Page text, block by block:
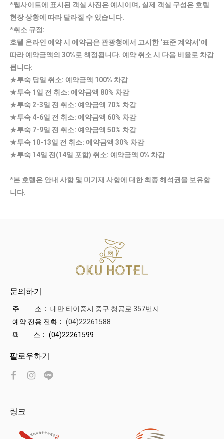
*웹사이트에 표시된 객실 사진은 예시이며, 실제 객실 구성은 호텔
현장 상황에 따라 달라질 수 있습니다.
*취소 규정:
호텔 온라인 예약 시 예약금은 관광청에서 고시한 ‘표준 계약서’에
따라 예약금액의 30%로 책정됩니다. 예약 취소 시 다음 비율로 차감
됩니다:
★투숙 당일 취소: 예약금액 100% 차감
★투숙 1일 전 취소: 예약금액 80% 차감
★투숙 2-3일 전 취소: 예약금액 70% 차감
★투숙 4-6일 전 취소: 예약금액 60% 차감
★투숙 7-9일 전 취소: 예약금액 50% 차감
★투숙 10-13일 전 취소: 예약금액 30% 차감
★투숙 14일 전(14일 포함) 취소: 예약금액 0% 차감
*본 호텔은 안내 사항 및 미기재 사항에 대한 최종 해석권을 보유합
니다.
문의하기
주 소： 대만 타이중시 중구 청공로 357번지
예약 전용 전화： (04)22261588
팩 스： (04)22261599
팔로우하기
링크